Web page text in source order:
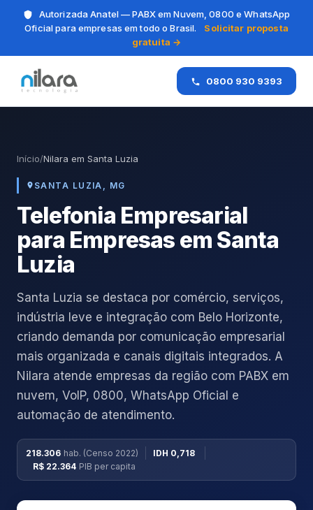
Autorizada Anatel — PABX em Nuvem, 0800 e WhatsApp
Oficial para empresas em todo o Brasil.
Solicitar proposta
gratuita →
0800 930 9393
Início/Nilara em Santa Luzia
SANTA LUZIA, MG
Telefonia Empresarial
para Empresas em Santa
Luzia
Santa Luzia se destaca por comércio, serviços,
indústria leve e integração com Belo Horizonte,
criando demanda por comunicação empresarial
mais organizada e canais digitais integrados. A
Nilara atende empresas da região com PABX em
nuvem, VoIP, 0800, WhatsApp Oficial e
automação de atendimento.
218.306 hab. (Censo 2022)
IDH 0,718
R$ 22.364 PIB per capita